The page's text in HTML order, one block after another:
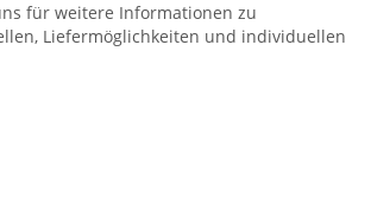
für weitere Informationen zu
Liefermöglichkeiten und individuellen